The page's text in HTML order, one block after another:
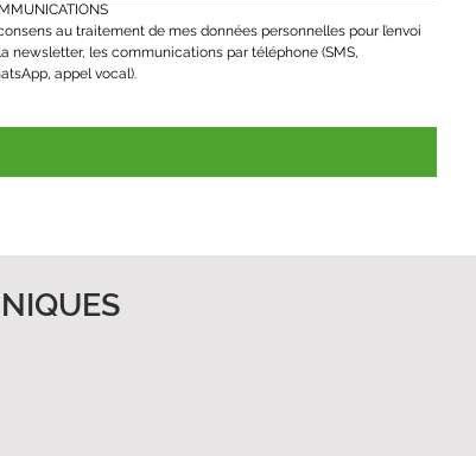
au traitement de mes données personnelles pour l’envoi
newsletter, les communications par téléphone (SMS,
appel vocal).